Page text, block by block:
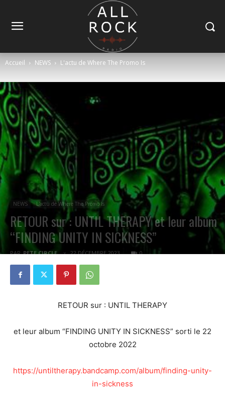
Accueil NEWS L'actu de Where The Promo Is
NEWS L'actu de Where The Promo Is
RETOUR sur : UNTIL THERAPY et leur album
“FINDING UNITY IN SICKNESS”
PAR PETE CIRCLE 22 DÉCEMBRE 2023 0
RETOUR sur : UNTIL THERAPY
et leur album “FINDING UNITY IN SICKNESS” sorti le 22
octobre 2022
https://untiltherapy.bandcamp.com/album/finding-unity-
in-sickness